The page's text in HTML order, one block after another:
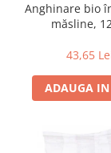
Fulgi din cereale
Orez bio si
Legume bio
Anghinare bio
măsline,
43,65
ADAUGA IN